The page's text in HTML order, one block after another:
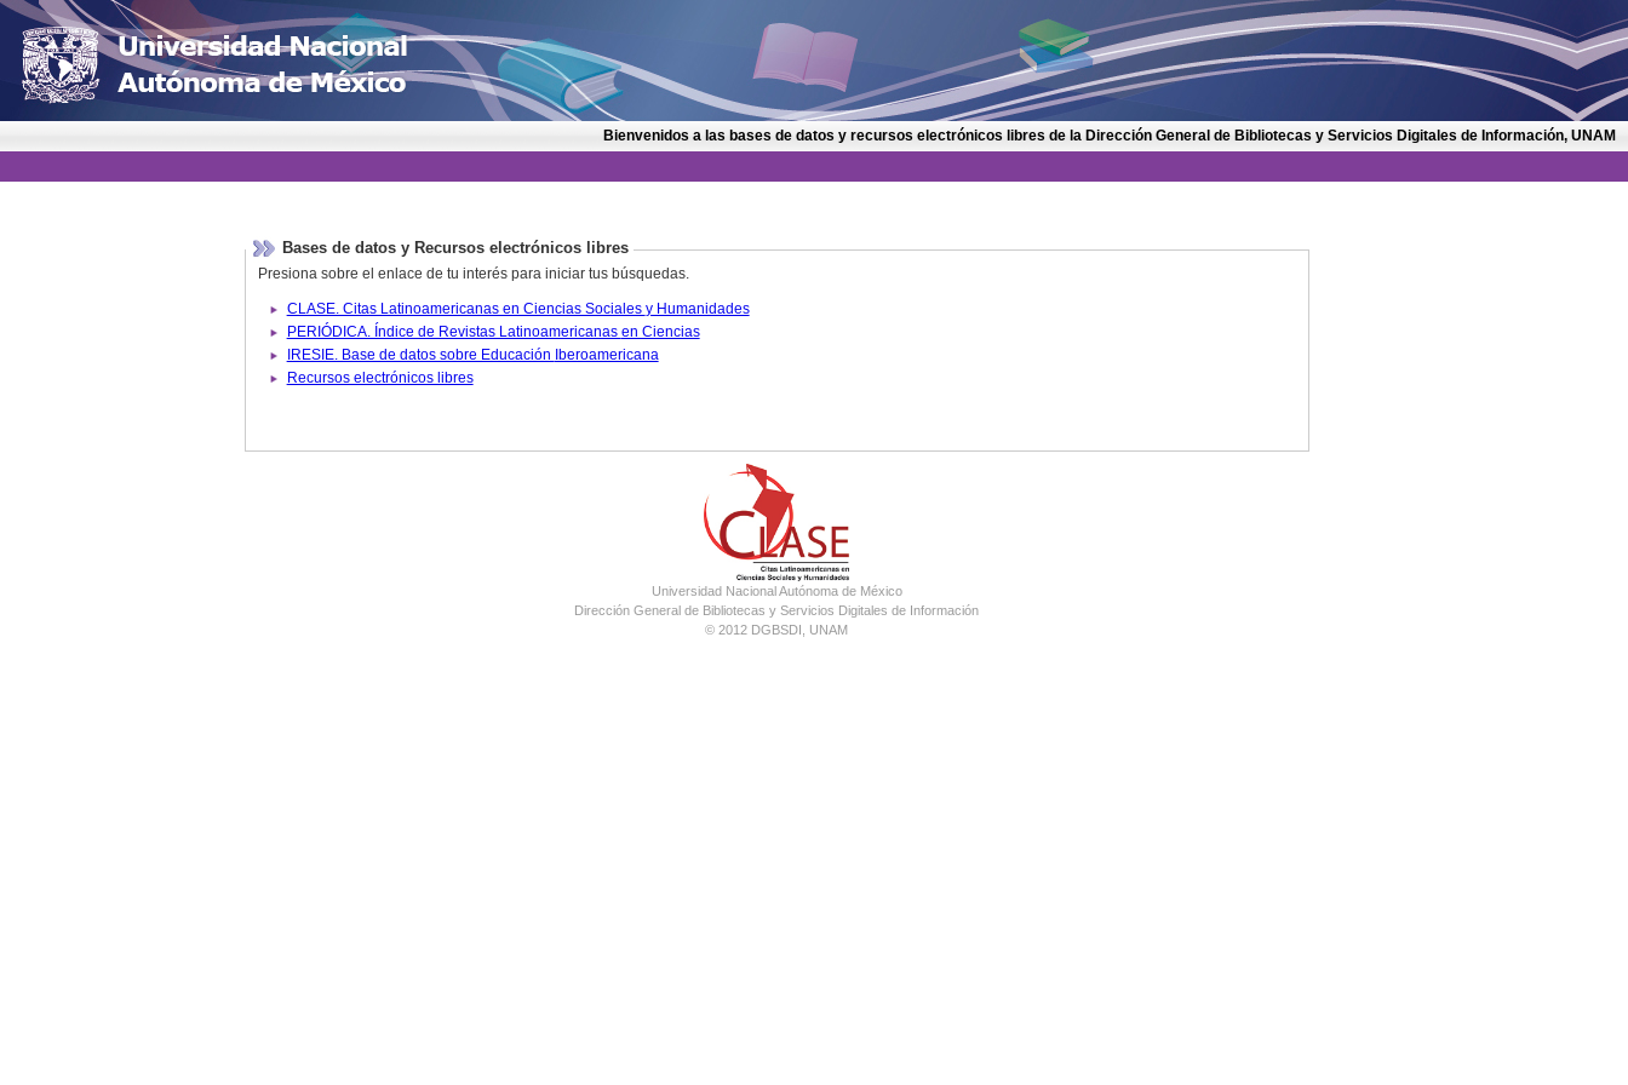
Bienvenidos a las bases de datos y recursos electrónicos libres de la Dirección General de Bibliotecas y Servicios Digitales de Información, UNAM
Bases de datos y Recursos electrónicos libres
Presiona sobre el enlace de tu interés para iniciar tus búsquedas.
CLASE. Citas Latinoamericanas en Ciencias Sociales y Humanidades
PERIÓDICA. Índice de Revistas Latinoamericanas en Ciencias
IRESIE. Base de datos sobre Educación Iberoamericana
Recursos electrónicos libres
Universidad Nacional Autónoma de México
Dirección General de Bibliotecas y Servicios Digitales de Información
© 2012 DGBSDI, UNAM